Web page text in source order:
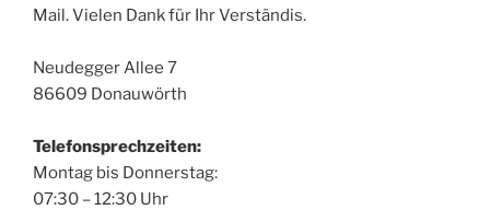
Mail. Vielen Dank für Ihr Verständis.
Neudegger Allee 7
86609 Donauwörth
Telefonsprechzeiten:
Montag bis Donnerstag:
07:30 – 12:30 Uhr